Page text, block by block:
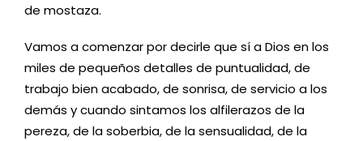
de mostaza.
Vamos a comenzar por decirle que sí a Dios en los
miles de pequeños detalles de puntualidad, de
trabajo bien acabado, de sonrisa, de servicio a los
demás y cuando sintamos los alfilerazos de la
pereza, de la soberbia, de la sensualidad, de la